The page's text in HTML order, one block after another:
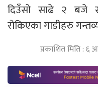
दिउँसो साढे २ बजे
रोकिएका गाडीहरु
प्रकाशित मिति : ६